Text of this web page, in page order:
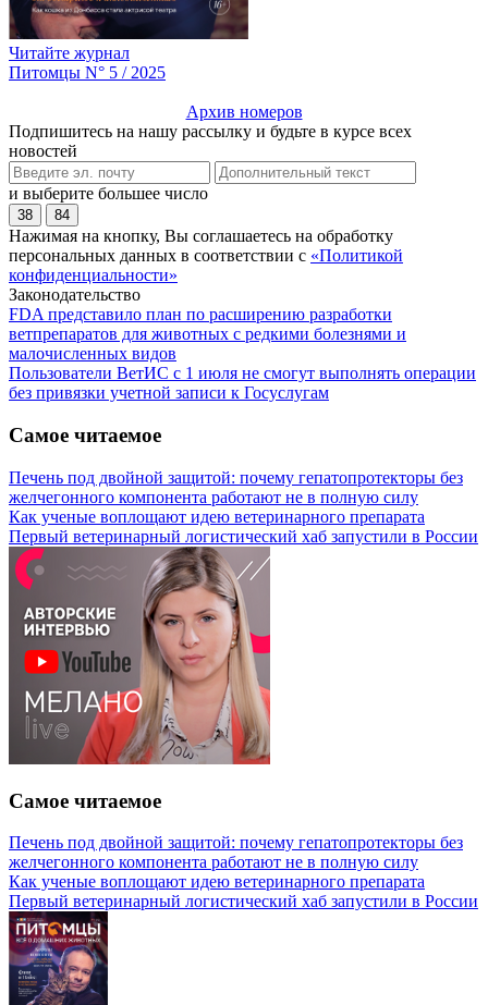
Читайте журнал
Питомцы N° 5 / 2025
Архив номеров
Подпишитесь на нашу рассылку и будьте в курсе всех
новостей
и выберите большее число
38 84
Нажимая на кнопку, Вы соглашаетесь на обработку
персональных данных в соответствии с «Политикой
конфиденциальности»
Законодательство
FDA представило план по расширению разработки
ветпрепаратов для животных с редкими болезнями и
малочисленных видов
Пользователи ВетИС с 1 июля не смогут выполнять операции
без привязки учетной записи к Госуслугам
Самое читаемое
Печень под двойной защитой: почему гепатопротекторы без
желчегонного компонента работают не в полную силу
Как ученые воплощают идею ветеринарного препарата
Первый ветеринарный логистический хаб запустили в России
Самое читаемое
Печень под двойной защитой: почему гепатопротекторы без
желчегонного компонента работают не в полную силу
Как ученые воплощают идею ветеринарного препарата
Первый ветеринарный логистический хаб запустили в России